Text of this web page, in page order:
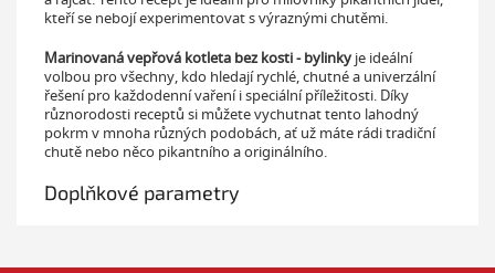
kteří se nebojí experimentovat s výraznými chutěmi.
Marinovaná vepřová kotleta bez kosti - bylinky je ideální
volbou pro všechny, kdo hledají rychlé, chutné a univerzální
řešení pro každodenní vaření i speciální příležitosti. Díky
různorodosti receptů si můžete vychutnat tento lahodný
pokrm v mnoha různých podobách, ať už máte rádi tradiční
chutě nebo něco pikantního a originálního.
Doplňkové parametry